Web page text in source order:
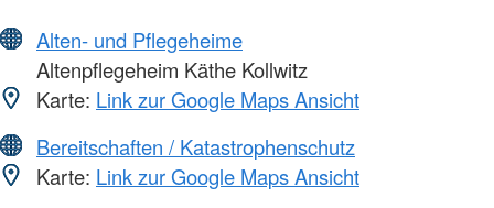
Alten- und Pflegeheime
Altenpflegeheim Käthe Kollwitz
Karte: Link zur Google Maps Ansicht
Bereitschaften / Katastrophenschutz
Karte: Link zur Google Maps Ansicht